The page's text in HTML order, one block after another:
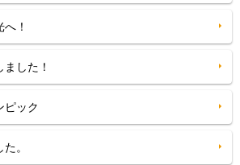
！
した！
ピック
。